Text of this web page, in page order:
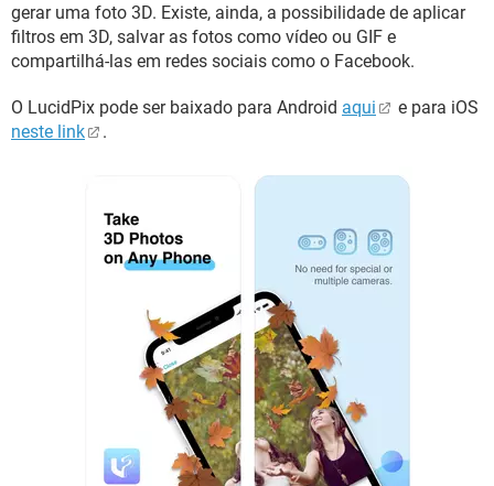
gerar uma foto 3D. Existe, ainda, a possibilidade de aplicar
filtros em 3D, salvar as fotos como vídeo ou GIF e
compartilhá-las em redes sociais como o Facebook.
O LucidPix pode ser baixado para Android aqui
e para iOS
neste link
.